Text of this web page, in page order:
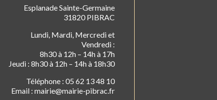
Esplanade Sainte-Germaine
31820 PIBRAC
Lundi, Mardi, Mercredi et
Vendredi :
8h30 à 12h – 14h à 17h
Jeudi : 8h30 à 12h – 14h à 18h30
Téléphone : 05 62 13 48 10
Email : mairie@mairie-pibrac.fr